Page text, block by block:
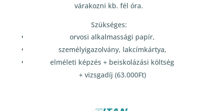
várakozni kb. fél óra.
Szükséges:
orvosi alkalmassági papír,
személyigazolvány, lakcímkártya,
elméleti képzés + beiskolázási költség
+ vizsgadíj (63.000Ft)